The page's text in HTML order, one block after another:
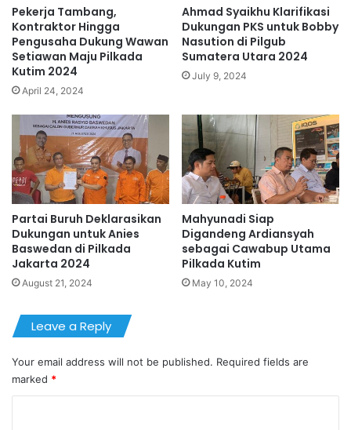
Pekerja Tambang,
Kontraktor Hingga
Pengusaha Dukung Wawan
Setiawan Maju Pilkada
Kutim 2024
April 24, 2024
Ahmad Syaikhu Klarifikasi
Dukungan PKS untuk Bobby
Nasution di Pilgub
Sumatera Utara 2024
July 9, 2024
Partai Buruh Deklarasikan
Dukungan untuk Anies
Baswedan di Pilkada
Jakarta 2024
August 21, 2024
Mahyunadi Siap
Digandeng Ardiansyah
sebagai Cawabup Utama
Pilkada Kutim
May 10, 2024
Leave a Reply
Your email address will not be published. Required fields are
marked *